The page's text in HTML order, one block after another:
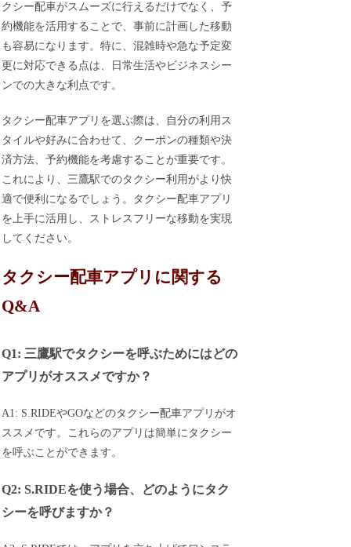
クシー配車がスムーズに行えるだけでなく、予
約機能を活用することで、事前に計画した移動
も容易になります。特に、混雑時や急な予定変
更に対応できる点は、日常生活やビジネスシー
ンでの大きな利点です。
タクシー配車アプリを選ぶ際は、自分の利用ス
タイルや好みに合わせて、クーポンの種類や決
済方法、予約機能を考慮することが重要です。
これにより、三鷹駅でのタクシー利用がより快
適で便利になるでしょう。タクシー配車アプリ
を上手に活用し、ストレスフリーな移動を実現
してください。
タクシー配車アプリに関する
Q&A
Q1: 三鷹駅でタクシーを呼ぶためにはどの
アプリがオススメですか？
A1: S.RIDEやGOなどのタクシー配車アプリがオ
ススメです。これらのアプリは簡単にタクシー
を呼ぶことができます。
Q2: S.RIDEを使う場合、どのようにタク
シーを呼びますか？